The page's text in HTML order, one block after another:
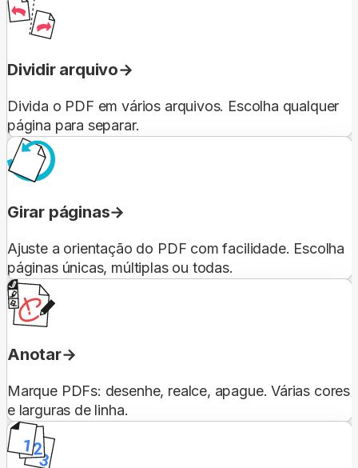
Dividir arquivo
Divida o PDF em vários arquivos. Escolha qualquer
página para separar.
Girar páginas
Ajuste a orientação do PDF com facilidade. Escolha
páginas únicas, múltiplas ou todas.
Anotar
Marque PDFs: desenhe, realce, apague. Várias cores
e larguras de linha.